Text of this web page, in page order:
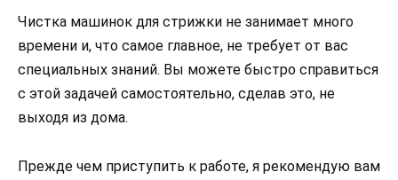
Чистка машинок для стрижки не занимает много
времени и, что самое главное, не требует от вас
специальных знаний. Вы можете быстро справиться
с этой задачей самостоятельно, сделав это, не
выходя из дома.
Прежде чем приступить к работе, я рекомендую вам